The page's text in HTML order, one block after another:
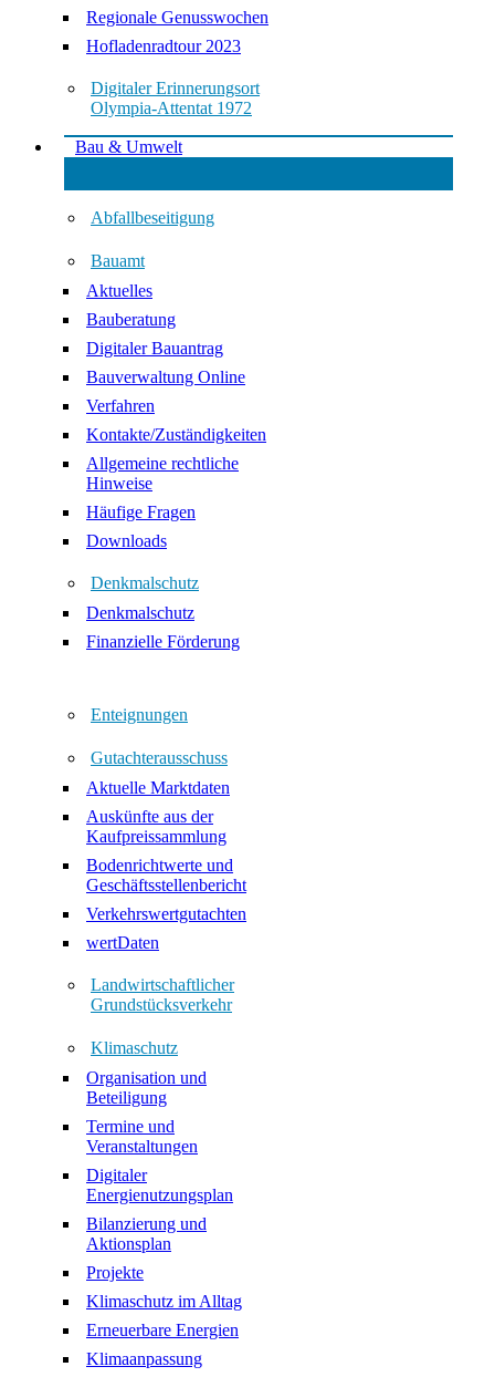
Regionale Genusswochen
Hofladenradtour 2023
Digitaler Erinnerungsort
Olympia-Attentat 1972
Bau & Umwelt
Abfallbeseitigung
Bauamt
Aktuelles
Bauberatung
Digitaler Bauantrag
Bauverwaltung Online
Verfahren
Kontakte/Zuständigkeiten
Allgemeine rechtliche
Hinweise
Häufige Fragen
Downloads
Denkmalschutz
Denkmalschutz
Finanzielle Förderung
Enteignungen
Gutachterausschuss
Aktuelle Marktdaten
Auskünfte aus der
Kaufpreissammlung
Bodenrichtwerte und
Geschäftsstellenbericht
Verkehrswertgutachten
wertDaten
Landwirtschaftlicher
Grundstücksverkehr
Klimaschutz
Organisation und
Beteiligung
Termine und
Veranstaltungen
Digitaler
Energienutzungsplan
Bilanzierung und
Aktionsplan
Projekte
Klimaschutz im Alltag
Erneuerbare Energien
Klimaanpassung